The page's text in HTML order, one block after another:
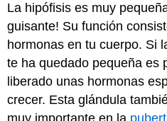
La hipófisis es muy
guisante! Su función
hormonas en tu cuerpo. Si
te ha quedado pequeña es
liberado unas hormonas
crecer. Esta glándula